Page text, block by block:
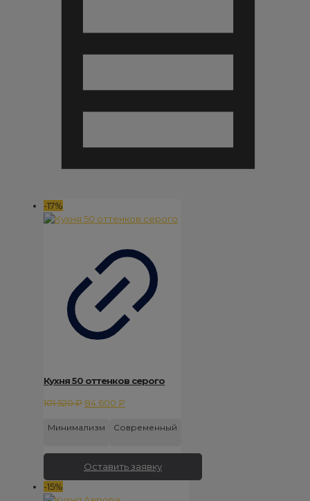
-17%
Кухня 50 оттенков серого
101 520₽ Первоначальная
составляла
520 ₽.
84 600 ₽
84
Минимализм Современный
Оставить заявку
-15%